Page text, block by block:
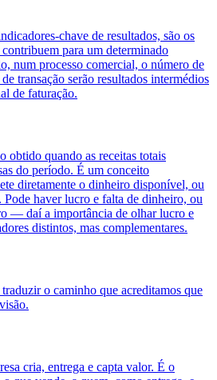
chave de resultados, são os
para um determinado
num processo comercial, o número de
transação serão resultados intermédios
de faturação.
obtido quando as receitas totais
do período. É um conceito
diretamente o dinheiro disponível, ou
haver lucro e falta de dinheiro, ou
— daí a importância de olhar lucro e
distintos, mas complementares.
o caminho que acreditamos que
cria, entrega e capta valor. É o